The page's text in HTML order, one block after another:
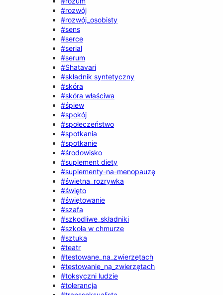
#rozwój
#rozwój_osobisty
#sens
#serce
#serial
#serum
#Shatavari
#składnik syntetyczny
#skóra
#skóra właściwa
#śpiew
#spokój
#społeczeństwo
#spotkania
#spotkanie
#środowisko
#suplement diety
#suplementy-na-menopauzę
#świetna_rozrywka
#święto
#świętowanie
#szafa
#szkodliwe_składniki
#szkoła w chmurze
#sztuka
#teatr
#testowane_na_zwierzętach
#testowanie_na_zwierzętach
#toksyczni ludzie
#tolerancja